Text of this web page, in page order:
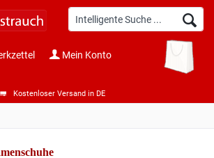
Kostenloser Versand in DE
Mein Konto